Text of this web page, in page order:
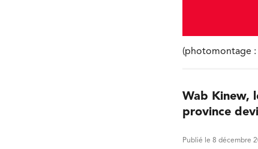
(photomontage :
Wab Kinew,
province
Publié le 8 décembre